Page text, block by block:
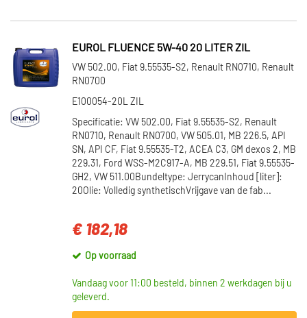
EUROL FLUENCE 5W-40 20 LITER ZIL
VW 502.00, Fiat 9.55535-S2, Renault RN0710, Renault
RN0700
E100054-20L ZIL
Specificatie: VW 502.00, Fiat 9.55535-S2, Renault
RN0710, Renault RN0700, VW 505.01, MB 226.5, API
SN, API CF, Fiat 9.55535-T2, ACEA C3, GM dexos 2, MB
229.31, Ford WSS-M2C917-A, MB 229.51, Fiat 9.55535-
GH2, VW 511.00Bundeltype: JerrycanInhoud [liter]:
20Olie: Volledig synthetischVrijgave van de fab...
€ 182,18
Op voorraad
Vandaag voor 11:00 besteld, binnen 2 werkdagen bij u
geleverd.